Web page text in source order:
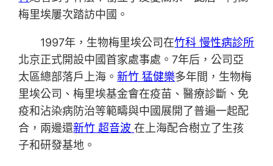
梅里埃屢次踏訪中國。
1997年，生物梅里埃公司在竹科 慢性病診所
北京正式開設中國首家處事處。7年后，公司亞
太區總部落戶上海。新竹 猛健樂多年間，生物梅
里埃公司、梅里埃基金會在疫苗、醫療診斷、免
疫和沾染病防治等範疇與中國展開了普遍一起配
合，兩邊還新竹 超音波在上海配合樹立了生孩
子和研發基地。